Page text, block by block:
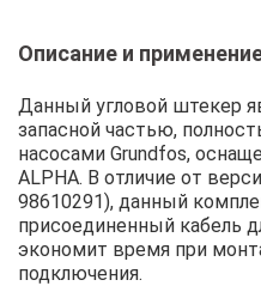
Описание и
Данный угловой штекер
запасной частью,
насосами Grundfos,
ALPHA. В отличие от
98610291), данный
присоединенный кабель
экономит время при
подключения.